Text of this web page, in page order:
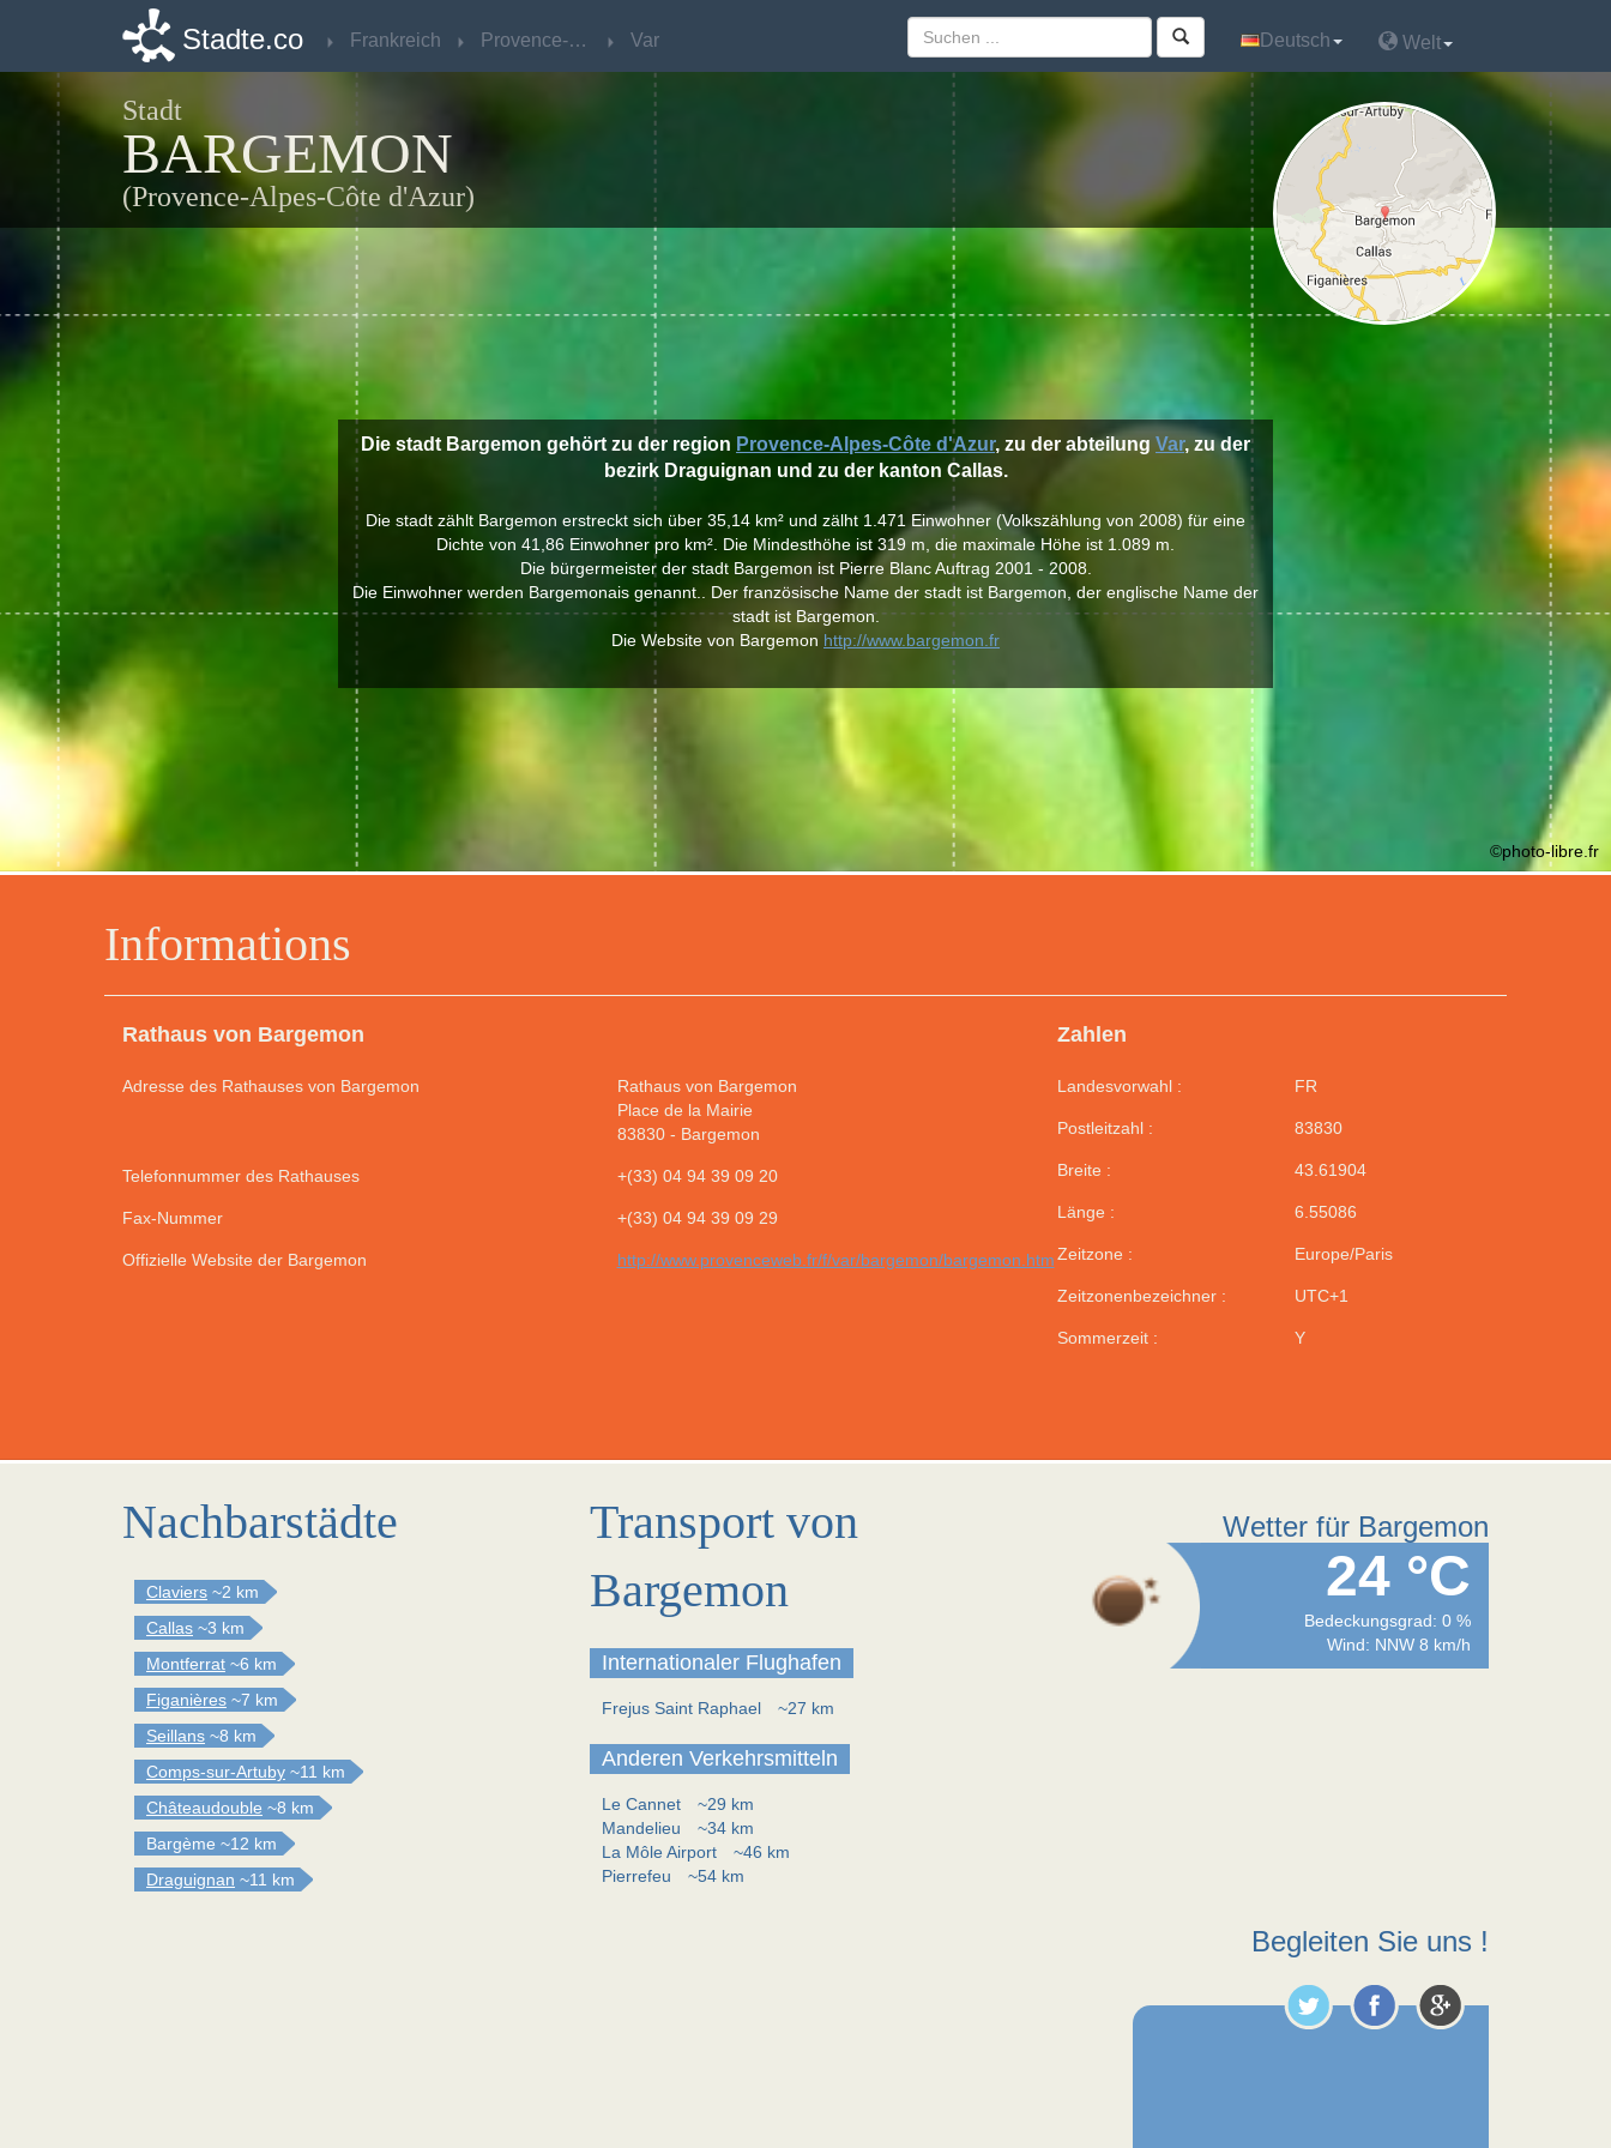
Stadte.co Frankreich Provence-Alpes-Côte d'Azur Var Deutsch Welt
Stadt
BARGEMON
(Provence-Alpes-Côte d'Azur)
Informations
Rathaus von Bargemon
Adresse des Rathauses von Bargemon
Rathaus von Bargemon
Place de la Mairie
83830- Bargemon
Telefonnummer des Rathauses +(33) 04 94 39 09 20
Fax-Nummer +(33) 04 94 39 09 29
Offizielle Website der Bargemon http://www.provenceweb.fr/f/var/bargemon/bargemon.htm
Zahlen
Landesvorwahl : FR
Postleitzahl : 83830
Breite : 43.61904
Länge : 6.55086
Zeitzone : Europe/Paris
Zeitzonenbezeichner : UTC+1
Sommerzeit : Y
Die stadt Bargemon gehört zu der region Provence-Alpes-Côte d'Azur, zu der abteilungVar, zu der
bezirk Draguignan und zu der kanton Callas.
Die stadt zählt Bargemon erstreckt sich über 35,14 km² und zälht 1.471 Einwohner (Volkszählung von 2008) für eine
Dichte von 41,86 Einwohner pro km². Die Mindesthöhe ist 319 m, die maximale Höhe ist 1.089 m.
Die bürgermeister der stadt Bargemon ist Pierre Blanc Auftrag 2001 - 2008.
Die Einwohner werden Bargemonais genannt.. Der französische Name der stadt ist Bargemon, der englische Name der
stadt ist Bargemon.
Die Website von Bargemon http://www.bargemon.fr
©photo-libre.fr
Nachbarstädte
Claviers ~2 km
Callas ~3 km
Montferrat ~6 km
Figanières ~7 km
Seillans ~8 km
Comps-sur-Artuby ~11 km
Châteaudouble ~8 km
Bargème ~12 km
Draguignan ~11 km
Transport von
Bargemon
Internationaler Flughafen
Frejus Saint Raphael ~27 km
Anderen Verkehrsmitteln
Le Cannet
~29 km
Mandelieu
~34 km
La Môle Airport
~46 km
Pierrefeu
~54 km
Wetter für Bargemon
24 °C
Bedeckungsgrad: 0 %
Wind: NNW 8 km/h
Begleiten Sie uns !
Stadte.co Frankreich Provence-Alpes-Côte d'Azur Var Deutsch Welt